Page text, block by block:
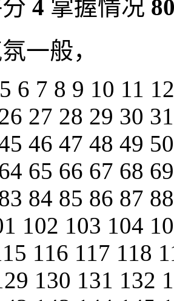
4 掌握情况
一般，
5 6 7 8 9 10 11
27 28 29 30
46 47 48 49
65 66 67 68
84 85 86 87
102 103 104
116 117 118
130 131 132